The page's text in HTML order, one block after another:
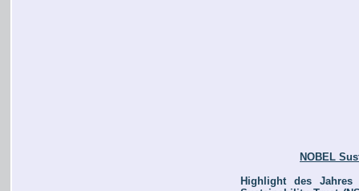
NOBEL
Highlight des